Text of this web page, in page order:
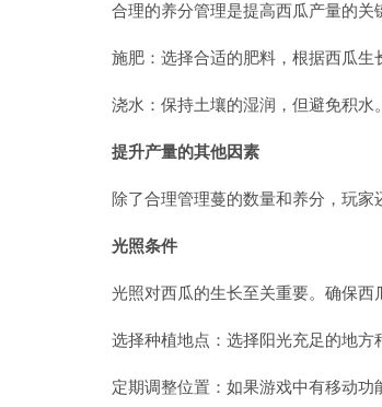
合理的养分管理是提高西瓜产量的关
施肥：选择合适的肥料，根据西瓜生
浇水：保持土壤的湿润，但避免积水
提升产量的其他因素
除了合理管理蔓的数量和养分，玩家
光照条件
光照对西瓜的生长至关重要。确保西
选择种植地点：选择阳光充足的地方
定期调整位置：如果游戏中有移动功